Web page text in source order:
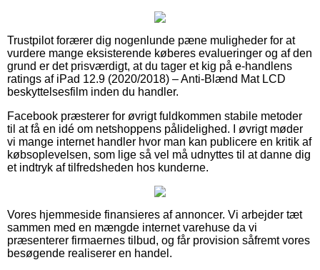
Trustpilot forærer dig nogenlunde pæne muligheder for at
vurdere mange eksisterende køberes evalueringer og af den
grund er det prisværdigt, at du tager et kig på e-handlens
ratings af iPad 12.9 (2020/2018) – Anti-Blænd Mat LCD
beskyttelsesfilm inden du handler.
Facebook præsterer for øvrigt fuldkommen stabile metoder
til at få en idé om netshoppens pålidelighed. I øvrigt møder
vi mange internet handler hvor man kan publicere en kritik af
købsoplevelsen, som lige så vel må udnyttes til at danne dig
et indtryk af tilfredsheden hos kunderne.
Vores hjemmeside finansieres af annoncer. Vi arbejder tæt
sammen med en mængde internet varehuse da vi
præsenterer firmaernes tilbud, og får provision såfremt vores
besøgende realiserer en handel.